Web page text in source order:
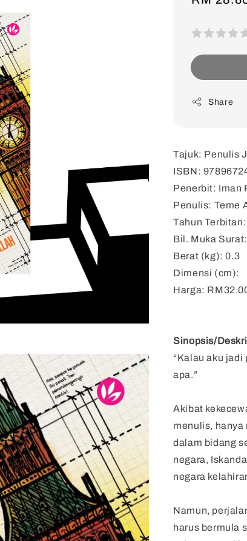
Share
Tajuk: Penulis
ISBN:
Penerbit: Iman
Penulis: Teme
Tahun
Bil. Muka
Berat (kg): 0.3
Dimensi (cm):
Harga:
Sinopsis/
“Kalau aku jadi
apa.”
Akibat
menulis,
dalam bidang
negara,
negara
Namun,
harus bermula